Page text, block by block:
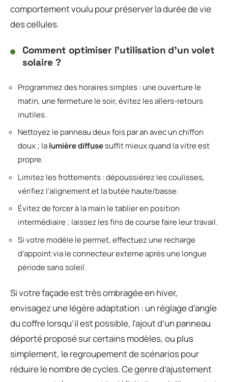
comportement voulu pour préserver la durée de vie
des cellules.
Comment optimiser l’utilisation d’un volet
solaire ?
Programmez des horaires simples : une ouverture le
matin, une fermeture le soir, évitez les allers-retours
inutiles.
Nettoyez le panneau deux fois par an avec un chiffon
doux ; lalumière diffusesuffit mieux quand la vitre est
propre.
Limitez les frottements : dépoussiérez les coulisses,
vérifiez l’alignement et la butée haute/basse.
Évitez de forcer à la main le tablier en position
intermédiaire ; laissez les fins de course faire leur travail.
Si votre modèle le permet, effectuez une recharge
d’appoint via le connecteur externe après une longue
période sans soleil.
Si votre façade est très ombragée en hiver,
envisagez une légère adaptation : un réglage d’angle
du coffre lorsqu’il est possible, l’ajout d’un panneau
déporté proposé sur certains modèles, ou plus
simplement, le regroupement de scénarios pour
réduire le nombre de cycles. Ce genre d’ajustement